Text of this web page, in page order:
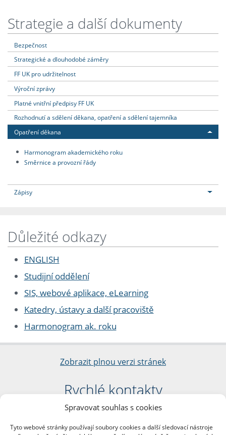
Spravovat souhlas s cookies
Tyto webové stránky používají soubory cookies a další sledovací nástroje
Strategie a další dokumenty
Bezpečnost
Strategické a dlouhodobé záměry
FF UK pro udržitelnost
Výroční zprávy
Platné vnitřní předpisy FF UK
Rozhodnutí a sdělení děkana, opatření a sdělení tajemníka
Opatření děkana
Harmonogram akademického roku
Směrnice a provozní řády
Zápisy
Důležité odkazy
ENGLISH
Studijní oddělení
SIS, webové aplikace, eLearning
Katedry, ústavy a další pracoviště
Harmonogram ak. roku
Zobrazit plnou verzi stránek
Rychlé kontakty
Filozofická fakulta
nám. Jana Palacha 1/2